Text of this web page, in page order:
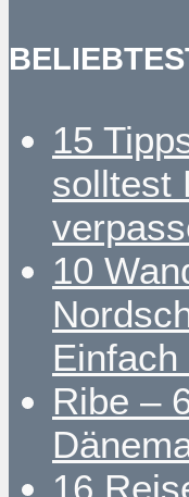
15
solltest
10
Ribe –
16